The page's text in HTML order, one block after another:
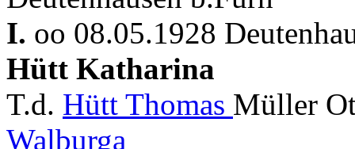
I. oo 08.05.1928
Hütt Katharina
T.d. Hütt Thomas Müller
Walburga